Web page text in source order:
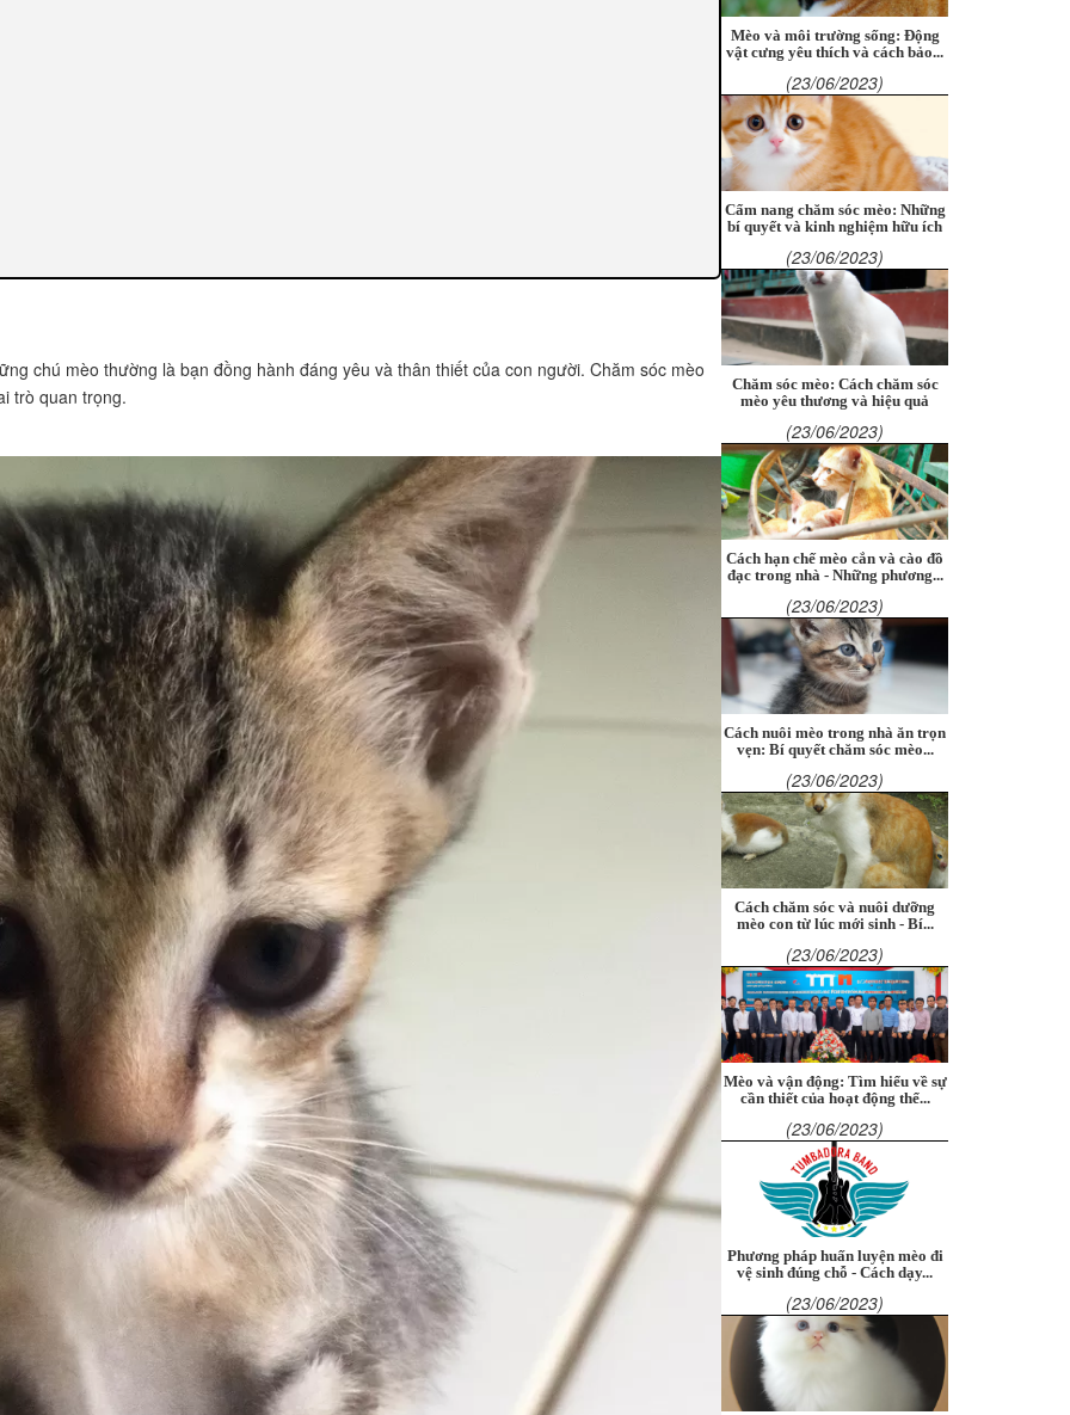
mèo không?
sóc mèo
cho mèo là yếu tố quan trọng trong việc nuôi dưỡng mèo.
chú mèo thường là bạn đồng hành đáng yêu và thân thiết của con người. Chăm sóc mèo
trò quan trọng.
Mèo và môi trường sống: Động
vật cưng yêu thích và cách bảo...
(23/06/2023)
Cẩm nang chăm sóc mèo: Những
bí quyết và kinh nghiệm hữu ích
(23/06/2023)
Chăm sóc mèo: Cách chăm sóc
mèo yêu thương và hiệu quả
(23/06/2023)
Cách hạn chế mèo cắn và cào đồ
đạc trong nhà - Những phương...
(23/06/2023)
Cách nuôi mèo trong nhà ăn trọn
vẹn: Bí quyết chăm sóc mèo...
(23/06/2023)
Cách chăm sóc và nuôi dưỡng
mèo con từ lúc mới sinh - Bí...
(23/06/2023)
Mèo và vận động: Tìm hiểu về sự
cần thiết của hoạt động thể...
(23/06/2023)
Phương pháp huấn luyện mèo đi
vệ sinh đúng chỗ - Cách dạy...
(23/06/2023)